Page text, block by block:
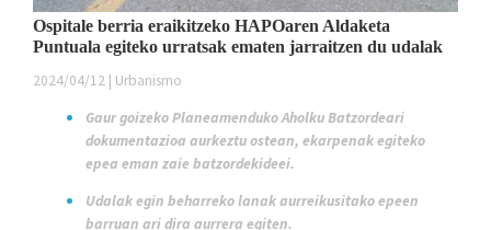
Ospitale berria eraikitzeko HAPOaren Aldaketa
Puntuala egiteko urratsak ematen jarraitzen du udalak
2024/04/12 | Urbanismo
Gaur goizeko Planeamenduko Aholku Batzordeari
dokumentazioa aurkeztu ostean, ekarpenak egiteko
epea eman zaie batzordekideei.
Udalak egin beharreko lanak aurreikusitako epeen
barruan ari dira aurrera egiten.